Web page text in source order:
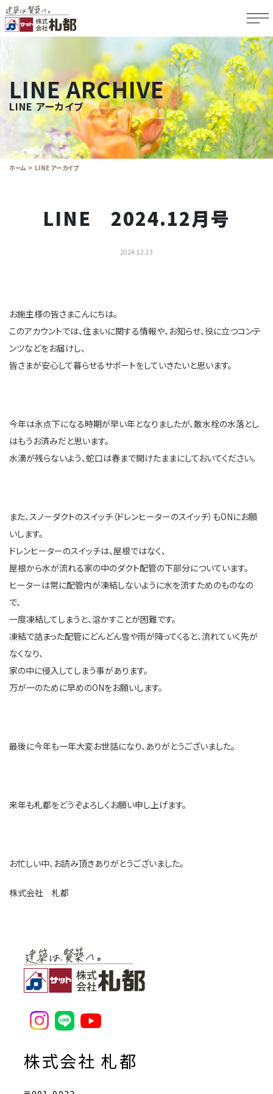
LINE ARCHIVE
LINE アーカイブ
ホーム LINE アーカイブ
LINE 2024.12月号
2024.12.13
お施主様の皆さまこんにちは。
このアカウントでは、住まいに関する情報や、お知らせ、役に立つコンテ
ンツなどをお届けし、
皆さまが安心して暮らせるサポートをしていきたいと思います。
今年は氷点下になる時期が早い年となりましたが、散水栓の水落とし
はもうお済みだと思います。
水滴が残らないよう、蛇口は春まで開けたままにしておいてください。
また、スノーダクトのスイッチ（ドレンヒーターのスイッチ）もONにお願
いします。
ドレンヒーターのスイッチは、屋根ではなく、
屋根から水が流れる家の中のダクト配管の下部分についています。
ヒーターは常に配管内が凍結しないように水を流すためのものなの
で、
一度凍結してしまうと、溶かすことが困難です。
凍結で詰まった配管にどんどん雪や雨が降ってくると、流れていく先が
なくなり、
家の中に侵入してしまう事があります。
万が一のために早めのONをお願いします。
最後に今年も一年大変お世話になり、ありがとうございました。
来年も札都をどうぞよろしくお願い申し上げます。
お忙しい中、お読み頂きありがとうございました。
株式会社 札都
株式会社 札都